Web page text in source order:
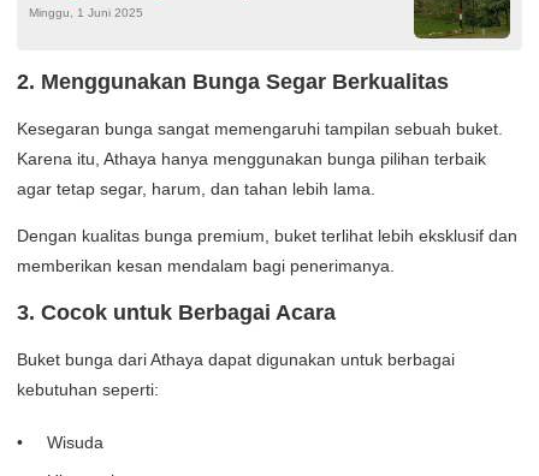
Minggu, 1 Juni 2025
2. Menggunakan Bunga Segar Berkualitas
Kesegaran bunga sangat memengaruhi tampilan sebuah buket.
Karena itu, Athaya hanya menggunakan bunga pilihan terbaik
agar tetap segar, harum, dan tahan lebih lama.
Dengan kualitas bunga premium, buket terlihat lebih eksklusif dan
memberikan kesan mendalam bagi penerimanya.
3. Cocok untuk Berbagai Acara
Buket bunga dari Athaya dapat digunakan untuk berbagai
kebutuhan seperti:
Wisuda